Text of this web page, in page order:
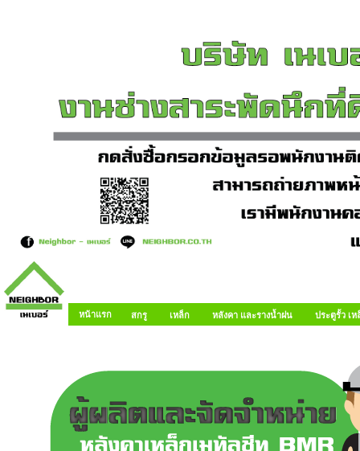
หน้าแรก สกรู เหล็ก หลังคา และรางน้ำฝน ประตูรั้ว เ